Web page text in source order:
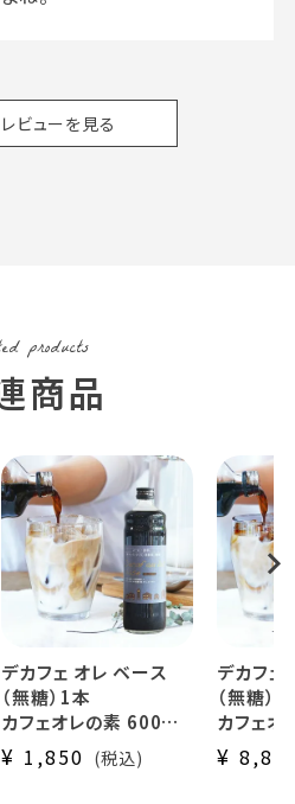
デカフェ オレ ベース
（無糖）1本
カフェオレの素 600ml
瓶タイプ 4~5倍希釈 /
砂糖不使用
¥ 1,850 税込
デカフェ
（無糖）
カフェオ
たり
瓶タイ
¥